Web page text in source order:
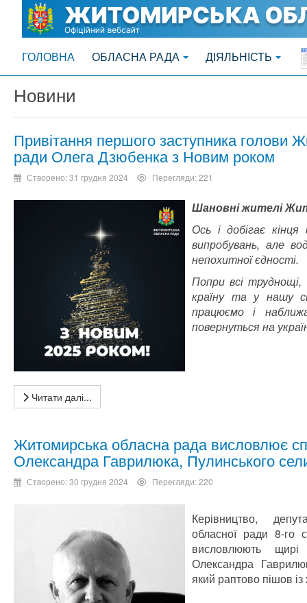
ГОЛОВНА ОБЛАСНА РАДА ДІЯЛЬНІСТЬ
Новини
Привітання першого заступника голови
ради Олега Дзюбенка з Новим роком
Створено: 31 грудня 2024 Перегляди: 221
Шановні жителі
Ось і добігає
випробувань, але
непохитної єдності.
Попри всі
країну та у нашу
працюємо і
повернуться на
Читати далі...
Житомирська обласна рада висловлює
Олександра Гаврилюка, Пулинського
Створено: 30 грудня 2024 Перегляди: 220
Керівництво,
обласної ради 8-го
висловлюють
Олександра
який раптово пішов